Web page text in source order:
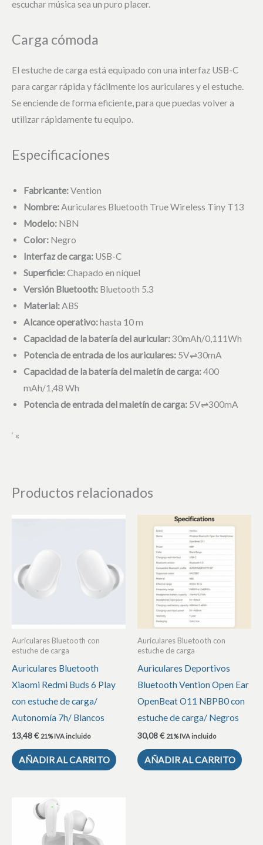
escuchar música sea un puro placer.
Carga cómoda
El estuche de carga está equipado con una interfaz USB-C
para cargar rápida y fácilmente los auriculares y el estuche.
Se enciende de forma eficiente, para que puedas volver a
utilizar rápidamente tu equipo.
Especificaciones
Fabricante:Vention
Nombre:Auriculares Bluetooth True Wireless Tiny T13
Modelo: NBN
Color: Negro
Interfaz de carga: USB-C
Superficie:Chapado en níquel
Versión Bluetooth: Bluetooth 5.3
Material:ABS
Alcance operativo:hasta 10 m
Capacidad de la batería del auricular:30mAh/0,111Wh
Potencia de entrada de los auriculares: 5V⇌30mA
Capacidad de la batería del maletín de carga:400
mAh/1,48 Wh
Potencia de entrada del maletín de carga: 5V⇌300mA
‘ «
Productos relacionados
Auriculares Bluetooth con
estuche de carga
Auriculares Bluetooth
Xiaomi Redmi Buds 6 Play
con estuche de carga/
Autonomía 7h/ Blancos
13,48€ 21% IVA incluido
AÑADIR AL CARRITO
Auriculares Bluetooth con
estuche de carga
Auriculares Deportivos
Bluetooth Vention Open Ear
OpenBeat O11 NBPB0 con
estuche de carga/ Negros
30,08€ 21% IVA incluido
AÑADIR AL CARRITO